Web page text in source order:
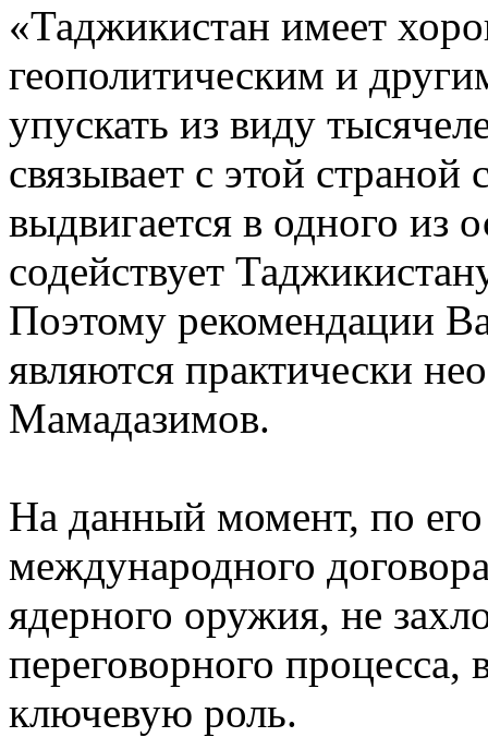
«Таджикистан имеет
геополитическим и
упускать из виду
связывает с этой
выдвигается в одного из
содействует
Поэтому рекомендации
являются практически
Мамадазимов.
На данный момент, по
международного
ядерного оружия, не
переговорного процесса,
ключевую роль.